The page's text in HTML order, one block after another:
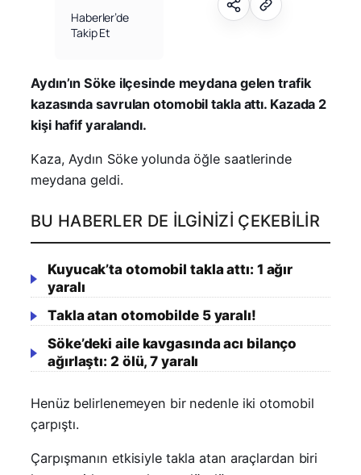
Haberler’de
Takip Et
Aydın’ın Söke ilçesinde meydana gelen trafik
kazasında savrulan otomobil takla attı. Kazada 2
kişi hafif yaralandı.
Kaza, Aydın Söke yolunda öğle saatlerinde
meydana geldi.
BU HABERLER DE İLGINIZI ÇEKEBILIR
Kuyucak’ta otomobil takla attı: 1 ağır
yaralı
Takla atan otomobilde 5 yaralı!
Söke’deki aile kavgasında acı bilanço
ağırlaştı: 2 ölü, 7 yaralı
Henüz belirlenemeyen bir nedenle iki otomobil
çarpıştı.
Çarpışmanın etkisiyle takla atan araçlardan biri